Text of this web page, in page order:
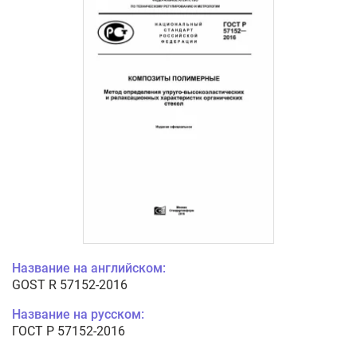
Название на английском:
GOST R 57152-2016
Название на русском:
ГОСТ Р 57152-2016